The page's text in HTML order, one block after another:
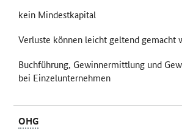
kein Mindestkapital
Verluste können leicht geltend gemacht
Buchführung, Gewinnermittlung und
bei Einzelunternehmen
OHG